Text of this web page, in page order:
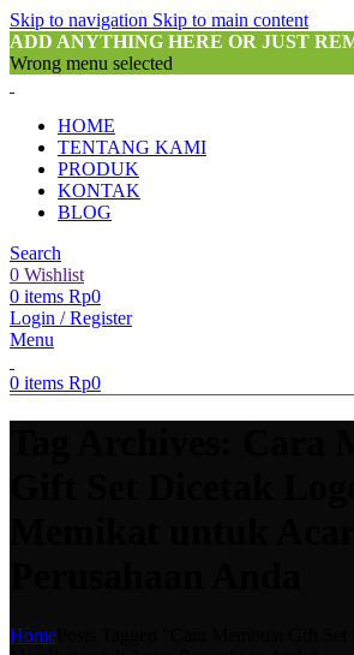
Skip to navigation Skip to main content
ADD ANYTHING HERE OR JUST
Wrong menu selected
HOME
TENTANG KAMI
PRODUK
KONTAK
BLOG
Search
0 Wishlist
0 items Rp0
Login / Register
Menu
0 items Rp0
Home